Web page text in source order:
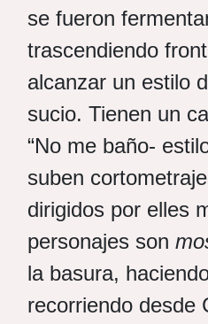
se fueron
trascendiendo
alcanzar un estilo
sucio. Tienen un
“No me baño-
suben
dirigidos por elles
personajes son
la basura,
recorriendo desde